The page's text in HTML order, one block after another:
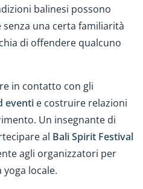
balinesi possono
una certa familiarità
di offendere qualcuno
in contatto con gli
eventi e costruire relazioni
Un insegnante di
al Bali Spirit Festival
agli organizzatori per
yoga locale.